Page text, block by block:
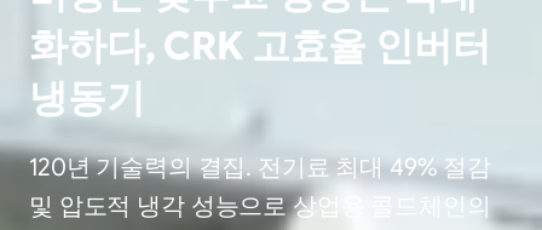
화하다, CRK 고효율 인버터
냉동기
120년 기술력의 결집. 전기료 최대 49% 절감
및 압도적 냉각 성능으로 상업용 콜드체인의